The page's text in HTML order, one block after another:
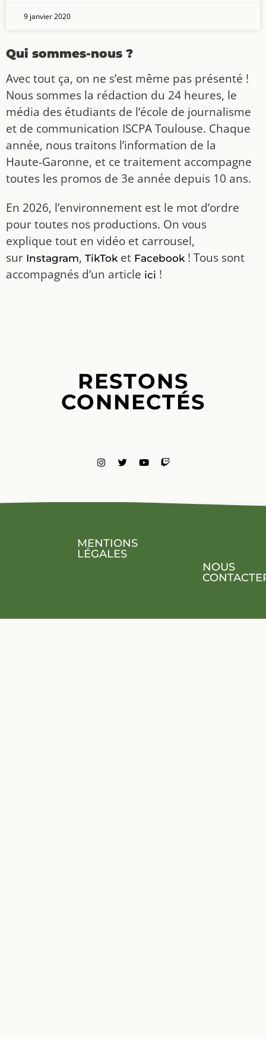
9 janvier 2020
Qui sommes-nous ?
Avec tout ça, on ne s’est même pas présenté !
Nous sommes la rédaction du 24 heures, le
média des étudiants de l’école de journalisme
et de communication ISCPA Toulouse. Chaque
année, nous traitons l’information de la
Haute-Garonne, et ce traitement accompagne
toutes les promos de 3e année depuis 10 ans.
En 2026, l’environnement est le mot d’ordre
pour toutes nos productions. On vous
explique tout en vidéo et carrousel,
sur Instagram, TikToket Facebook! Tous sont
accompagnés d’un article ici !
RESTONS
CONNECTÉS
MENTIONS
LÉGALES
NOUS